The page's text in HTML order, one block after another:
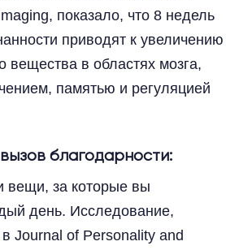
показало, что 8 недель
приводят к увеличению
вещества в областях мозга,
памятью и регуляцией
благодарности:
вещи, за которые вы
день. Исследование,
Journal of Personality and